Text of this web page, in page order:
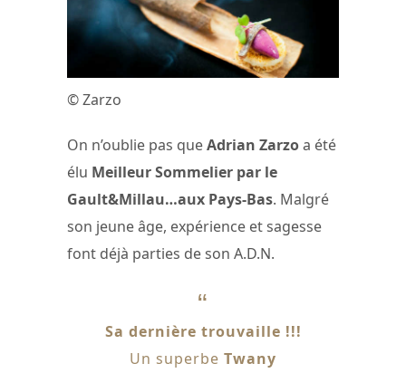
© Zarzo
On n’oublie pas queAdrian Zarzoa été
élu Meilleur Sommelier par le
Gault&Millau…aux Pays-Bas. Malgré
son jeune âge, expérience et sagesse
font déjà parties de son A.D.N.
Sa dernière trouvaille !!!
Un superbe Twany